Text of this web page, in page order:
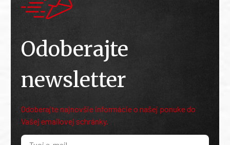
Odoberajte
newsletter
Odoberajte najnovšie informácie o našej ponuke do
Vašej emailovej schránky.